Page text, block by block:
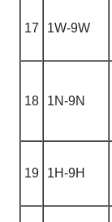
17 1W-9W
18 1N-9N
19 1H-9H